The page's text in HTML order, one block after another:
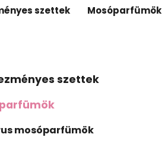
szettek Mosóparfümök
szettek
mosóparfümök